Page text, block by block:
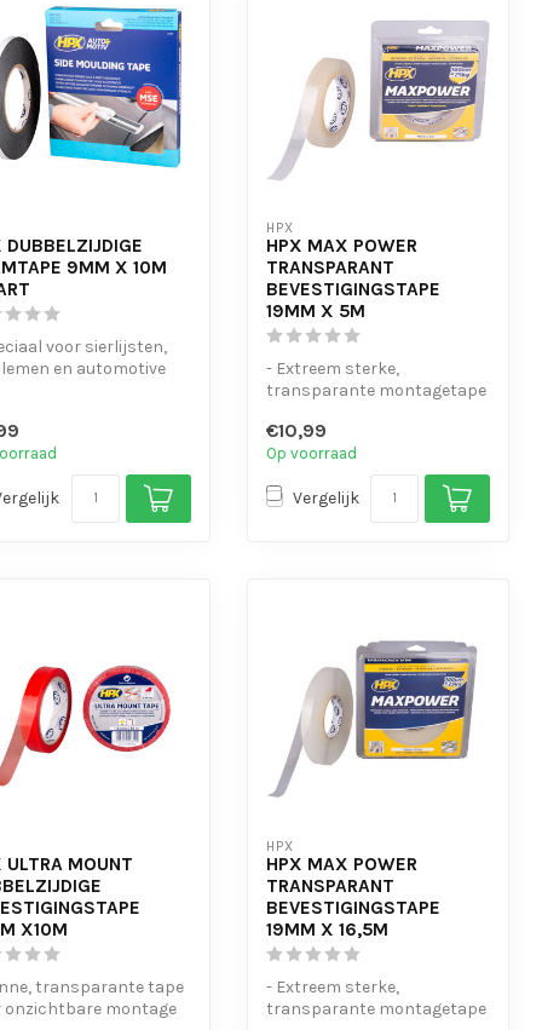
DUBBELZIJDIGE
9MM X 10M
voor sierlijsten,
en automotive
HPX
HPX MAX POWER
TRANSPARANT
BEVESTIGINGSTAPE
19MM X 5M
- Extreem sterke,
transparante montagetape
metaal, gl...
€10,99
Op voorraad
Vergelijk
ULTRA MOUNT
X10M
transparante tape
onzichtbare montage
HPX
HPX MAX POWER
TRANSPARANT
BEVESTIGINGSTAPE
19MM X 16,5M
- Extreem sterke,
transparante montagetape